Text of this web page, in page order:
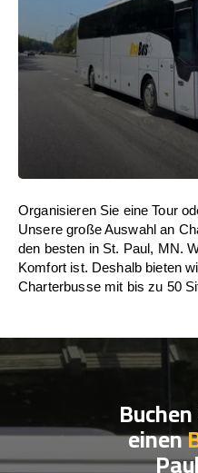
Organisieren Sie eine Tour
Unsere große Auswahl an
den besten in St. Paul, MN.
Komfort ist. Deshalb bieten
Charterbusse mit bis zu 50
einen